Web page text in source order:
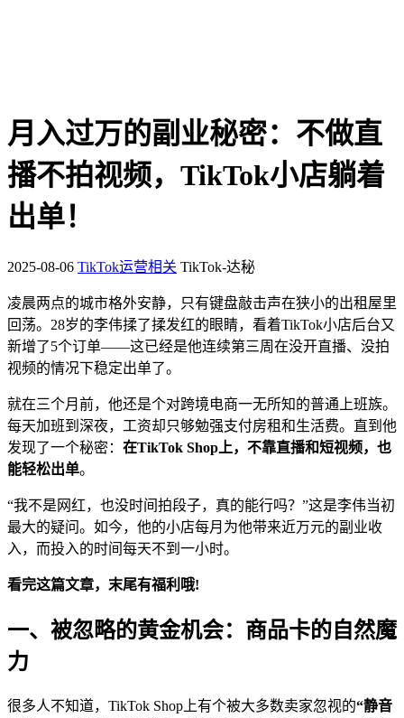
月入过万的副业秘密：不做直
播不拍视频，TikTok小店躺着
出单！
2025-08-06 TikTok运营相关 TikTok-达秘
凌晨两点的城市格外安静，只有键盘敲击声在狭小的出租屋里
回荡。28岁的李伟揉了揉发红的眼睛，看着TikTok小店后台又
新增了5个订单——这已经是他连续第三周在没开直播、没拍
视频的情况下稳定出单了。
就在三个月前，他还是个对跨境电商一无所知的普通上班族。
每天加班到深夜，工资却只够勉强支付房租和生活费。直到他
发现了一个秘密： 在TikTok Shop上，不靠直播和短视频，也
能轻松出单。
“我不是网红，也没时间拍段子，真的能行吗？”这是李伟当初
最大的疑问。如今，他的小店每月为他带来近万元的副业收
入，而投入的时间每天不到一小时。
看完这篇文章，末尾有福利哦!
一、被忽略的黄金机会：商品卡的自然魔
力
很多人不知道，TikTok Shop上有个被大多数卖家忽视的“静音